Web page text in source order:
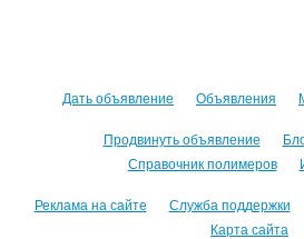
Дать объявление Объявления
Продвинуть объявление
Справочник полимеров
Реклама на сайте Служба поддержки
Карта сайта